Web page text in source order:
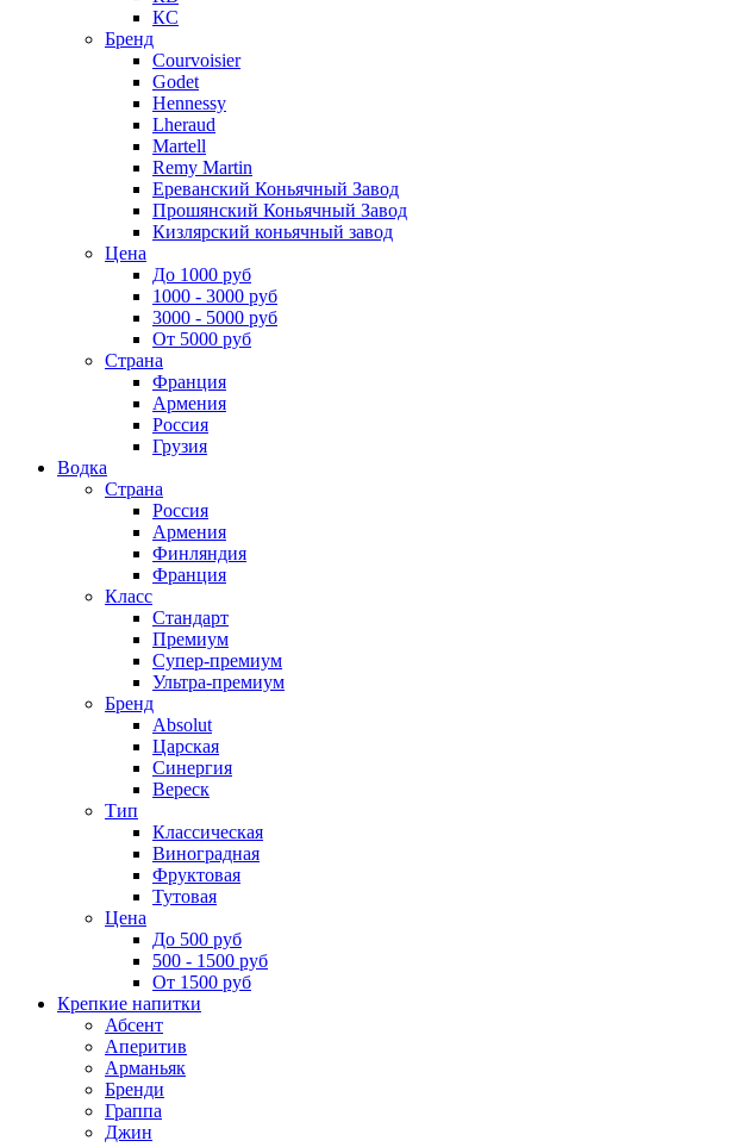
КС
Бренд
Courvoisier
Godet
Hennessy
Lheraud
Martell
Remy Martin
Ереванский Коньячный Завод
Прошянский Коньячный Завод
Кизлярский коньячный завод
Цена
До 1000 руб
1000 - 3000 руб
3000 - 5000 руб
От 5000 руб
Страна
Франция
Армения
Россия
Грузия
Водка
Страна
Россия
Армения
Финляндия
Франция
Класс
Стандарт
Премиум
Супер-премиум
Ультра-премиум
Бренд
Absolut
Царская
Синергия
Вереск
Тип
Классическая
Виноградная
Фруктовая
Тутовая
Цена
До 500 руб
500 - 1500 руб
От 1500 руб
Крепкие напитки
Абсент
Аперитив
Арманьяк
Бренди
Граппа
Джин